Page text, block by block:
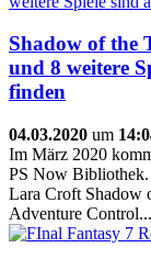
Shadow of the
und 8 weitere
finden
04.03.2020 um
Im März 2020
PS Now Bibliothek.
Lara Croft Shadow
Adventure Control...